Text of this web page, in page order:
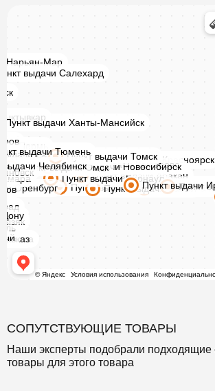
СОПУТСТВУЮЩИЕ ТОВАРЫ
Наши эксперты подобрали подходящие
товары для этого товара